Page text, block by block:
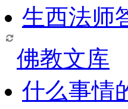
生西法师
佛教文库
什么事情